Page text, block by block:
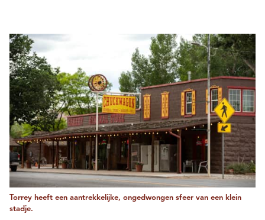
Torrey heeft een aantrekkelijke, ongedwongen sfeer van een klein
stadje.